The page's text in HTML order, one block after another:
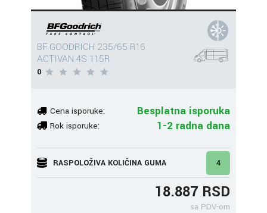
BF GOODRICH 235/65 R16
ACTIVAN 4S 115R
0
Cena isporuke: Besplatna isporuka
Rok isporuke: 1-2 radna dana
RASPOLOŽIVA KOLIČINA GUMA 4
18.887 RSD
sa PDV-om